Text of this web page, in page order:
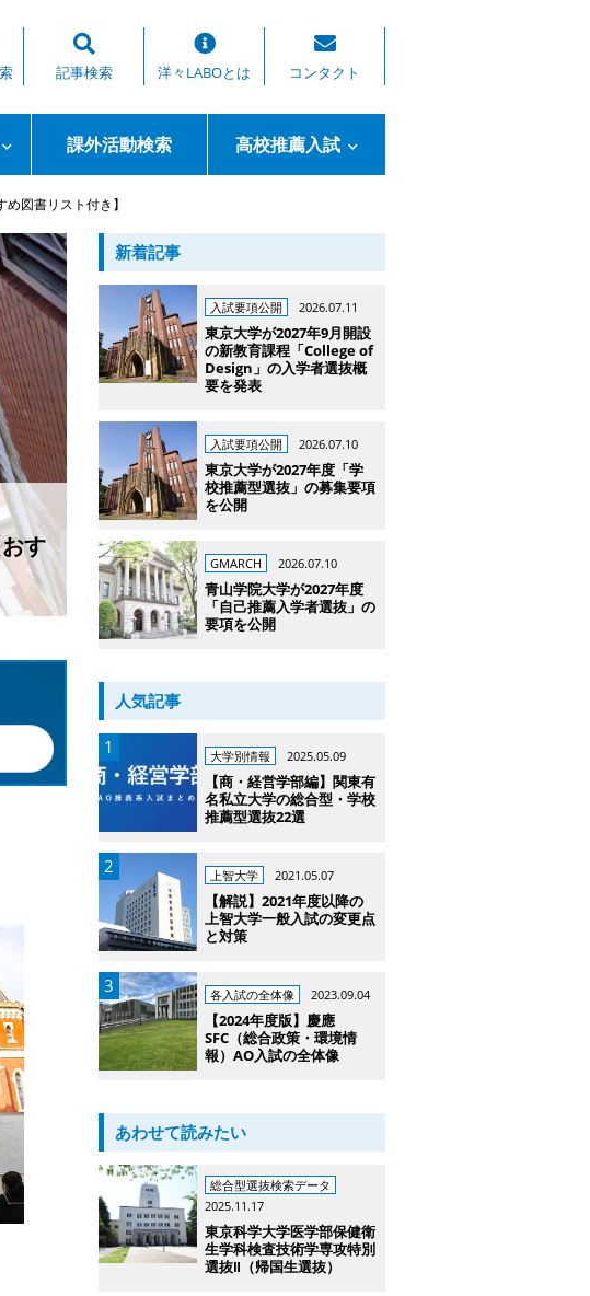
記事検索 洋々LABOとは コンタクト
課外活動検索 高校推薦入試
図書リスト付き】
す
新着記事
入試要項公開 2026.07.11
東京大学が2027年9月開設
の新教育課程「College of
Design」の入学者選抜概
要を発表
入試要項公開 2026.07.10
東京大学が2027年度「学
校推薦型選抜」の募集要項
を公開
GMARCH 2026.07.10
青山学院大学が2027年度
「自己推薦入学者選抜」の
要項を公開
人気記事
大学別情報 2025.05.09
【商・経営学部編】関東有
名私立大学の総合型・学校
推薦型選抜22選
上智大学 2021.05.07
【解説】2021年度以降の
上智大学一般入試の変更点
と対策
各入試の全体像 2023.09.04
【2024年度版】慶應
SFC（総合政策・環境情
報）AO入試の全体像
あわせて読みたい
総合型選抜検索データ
2025.11.17
東京科学大学医学部保健衛
生学科検査技術学専攻特別
選抜Ⅱ（帰国生選抜）